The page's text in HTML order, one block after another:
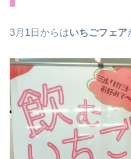
3月1日からはいちごフェア